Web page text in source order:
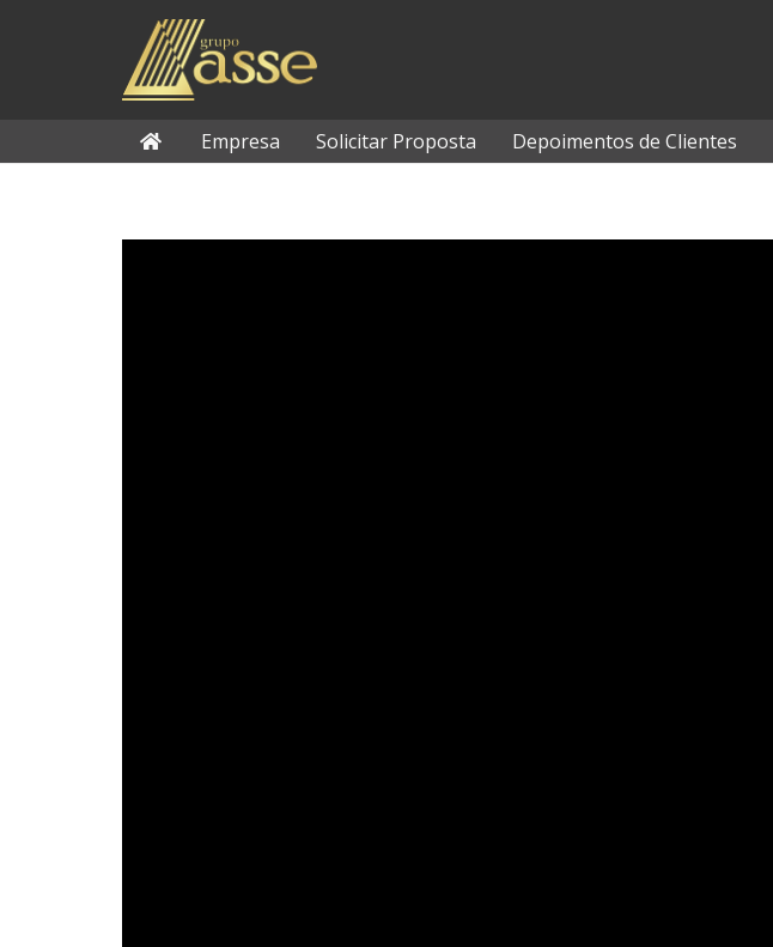
Empresa Solicitar Proposta Depoimentos de Clientes